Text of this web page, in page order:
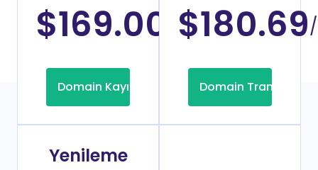
$169.00 /Yıl
Domain Kayıt
$180.69
Domain Transfer
Yenileme